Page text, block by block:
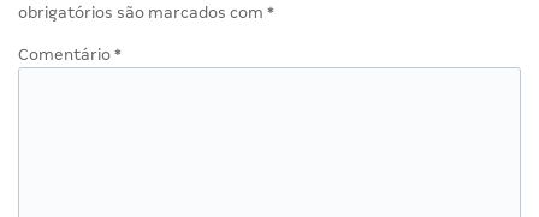
obrigatórios são marcados com *
Comentário *